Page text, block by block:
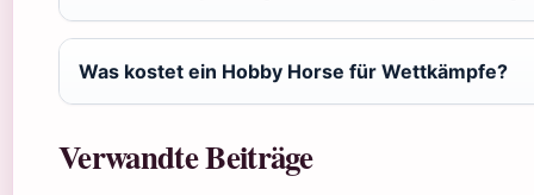
Was kostet ein Hobby Horse für Wettkämpfe?
Verwandte Beiträge